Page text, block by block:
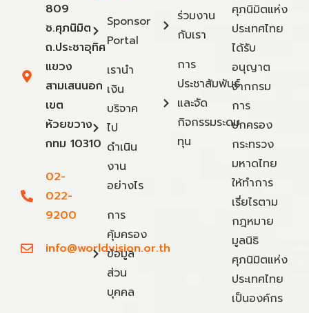
809
ซ.ศุภนิมิต
ถ.ประชาอุทิศ
แขวง
สามเสนนอก
เขต
ห้วยขวาง
กทม 10310
02-
022-
9200
info@worldvision.or.th
Sponsor
Portal
เรานำ
เงิน
บริจาค
ไป
ดำเนิน
งาน
อย่างไร
การ
คุ้มครอง
ข้อมูล
ส่วน
บุคคล
ร่วมงาน
กับเรา
การ
ประชาสัมพันธ์
และจัด
กิจกรรมระดม
ทุน
ศุภนิมิตแห่ง
ประเทศไทย
ได้รับ
อนุญาต
จากกรม
การ
ปกครอง
กระทรวง
มหาดไทย
ให้ทำการ
เรี่ยไรตาม
กฎหมาย
มูลนิธิ
ศุภนิมิตแห่ง
ประเทศไทย
เป็นองค์กร